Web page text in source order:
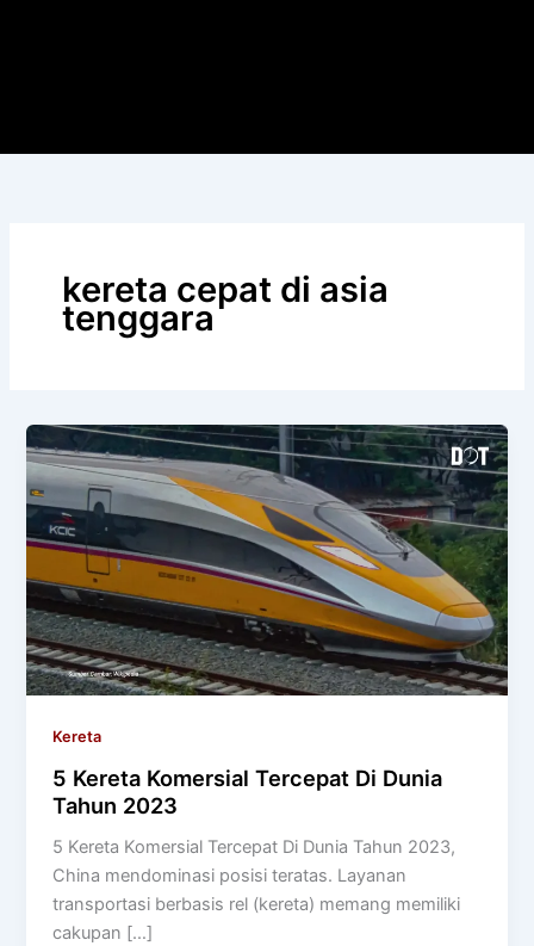
kereta cepat di asia
tenggara
Kereta
5 Kereta Komersial Tercepat Di Dunia
Tahun 2023
5 Kereta Komersial Tercepat Di Dunia Tahun 2023,
China mendominasi posisi teratas. Layanan
transportasi berbasis rel (kereta) memang memiliki
cakupan […]